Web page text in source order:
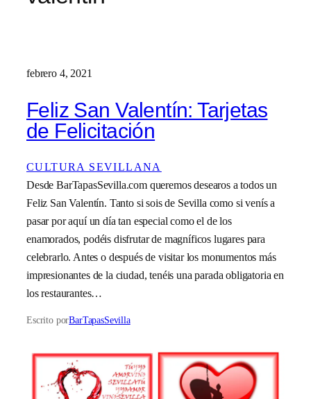
febrero 4, 2021
Feliz San Valentín: Tarjetas
de Felicitación
CULTURA SEVILLANA
Desde BarTapasSevilla.com queremos desearos a todos un
Feliz San Valentín. Tanto si sois de Sevilla como si venís a
pasar por aquí un día tan especial como el de los
enamorados, podéis disfrutar de magníficos lugares para
celebrarlo. Antes o después de visitar los monumentos más
impresionantes de la ciudad, tenéis una parada obligatoria en
los restaurantes…
Escrito porBarTapasSevilla